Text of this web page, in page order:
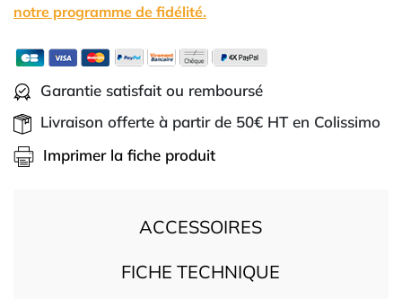
notre programme de fidélité.
Garantie satisfait ou remboursé
Livraison offerte à partir de 50€ HT en Colissimo
Imprimer la fiche produit
ACCESSOIRES
FICHE TECHNIQUE